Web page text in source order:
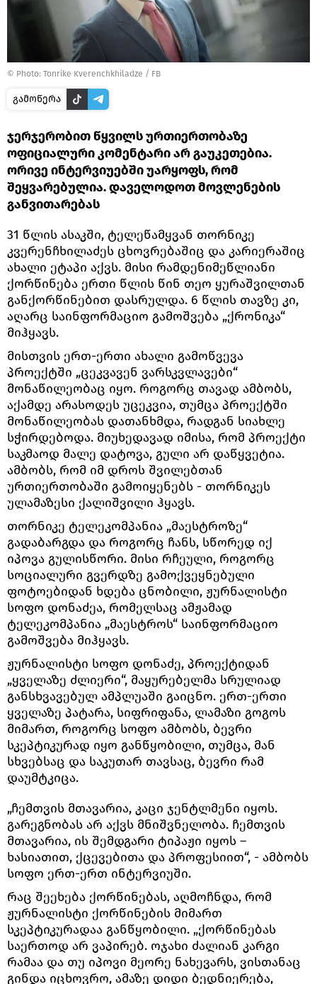
© Photo: Tonrike Kverenchkhiladze / FB
გამოწერა
ჯერჯერობით წყვილს ურთიერთობაზე
ოფიციალური კომენტარი არ გაუკეთებია.
ორივე ინტერვიუებში უარყოფს, რომ
შეყვარებულია. დაველოდოთ მოვლენების
განვითარებას
31 წლის ასაკში, ტელეწამყვან თორნიკე
კვერენჩხილაძეს ცხოვრებაშიც და კარიერაშიც
ახალი ეტაპი აქვს. მისი რამდენიმეწლიანი
ქორწინება ერთი წლის წინ თეო ყურაშვილთან
განქორწინებით დასრულდა. 6 წლის თავზე კი,
აღარც საინფორმაციო გამოშვება „ქრონიკა“
მიჰყავს.
მისთვის ერთ-ერთი ახალი გამოწვევა
პროექტში „ცეკვავენ ვარსკვლავები“
მონაწილეობაც იყო. როგორც თავად ამბობს,
აქამდე არასოდეს უცეკვია, თუმცა პროექტში
მონაწილეობას დათანხმდა, რადგან სიახლე
სჭირდებოდა. მიუხედავად იმისა, რომ პროექტი
საკმაოდ მალე დატოვა, გული არ დაწყვეტია.
ამბობს, რომ იმ დროს შვილებთან
ურთიერთობაში გამოიყენებს - თორნიკეს
ულამაზესი ქალიშვილი ჰყავს.
თორნიკე ტელეკომპანია „მაესტროზე“
გადაბარგდა და როგორც ჩანს, სწორედ იქ
იპოვა გულისწორი. მისი რჩეული, როგორც
სოციალური გვერდზე გამოქვეყნებული
ფოტოებიდან ხდება ცნობილი, ჟურნალისტი
სოფო დონაძეა, რომელსაც ამჟამად
ტელეკომპანია „მაესტროს“ საინფორმაციო
გამოშვება მიჰყავს.
ჟურნალისტი სოფო დონაძე, პროექტიდან
„ყველაზე ძლიერი“, მაყურებელმა სრულიად
განსხვავებულ ამპლუაში გაიცნო. ერთ-ერთი
ყველაზე პატარა, სიფრიფანა, ლამაზი გოგოს
მიმართ, როგორც სოფო ამბობს, ბევრი
სკეპტიკურად იყო განწყობილი, თუმცა, მან
სხვებსაც და საკუთარ თავსაც, ბევრი რამ
დაუმტკიცა.
„ჩემთვის მთავარია, კაცი ჯენტლმენი იყოს.
გარეგნობას არ აქვს მნიშვნელობა. ჩემთვის
მთავარია, ის შემდგარი ტიპაჟი იყოს –
ხასიათით, ქცევებითა და პროფესიით“, - ამბობს
სოფო ერთ-ერთ ინტერვიუში.
რაც შეეხება ქორწინებას, აღმოჩნდა, რომ
ჟურნალისტი ქორწინების მიმართ
სკეპტიკურადაა განწყობილი. „ქორწინებას
საერთოდ არ ვაპირებ. ოჯახი ძალიან კარგი
რამაა და თუ იპოვი მეორე ნახევარს, ვისთანაც
გინდა იცხოვრო, ამაზე დიდი ბედნიერება,